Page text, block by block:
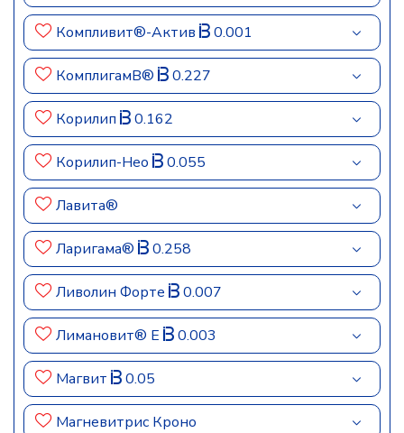
Компливит®-Актив 0.001
КомплигамB® 0.227
Корилип 0.162
Корилип-Нео 0.055
Лавита®
Ларигама® 0.258
Ливолин Форте 0.007
Лимановит® Е 0.003
Магвит 0.05
Магневитрис Кроно